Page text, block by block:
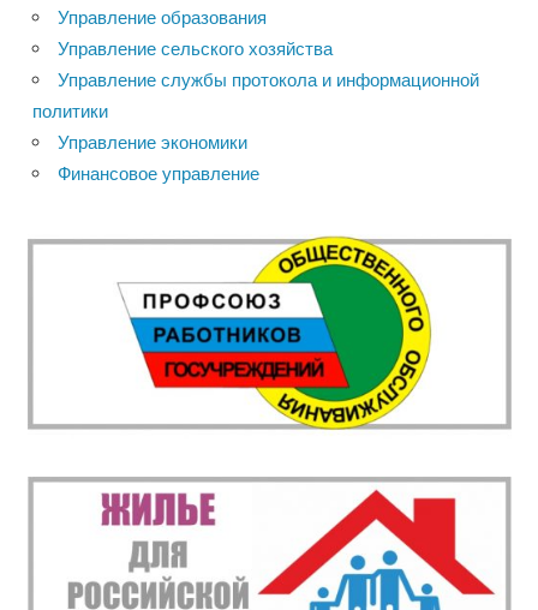
Управление образования
Управление сельского хозяйства
Управление службы протокола и информационной
политики
Управление экономики
Финансовое управление